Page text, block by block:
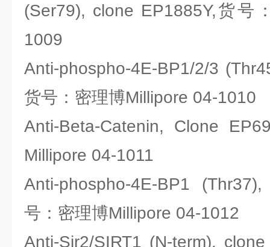
(Ser79), clone EP1885Y,货号
1009
Anti-phospho-4E-BP1/2/3
货号：密理博Millipore 04-1010
Anti-Beta-Catenin, Clone
Millipore 04-1011
Anti-phospho-4E-BP1
号：密理博Millipore 04-1012
Anti-Sir2/SIRT1 (N-term),